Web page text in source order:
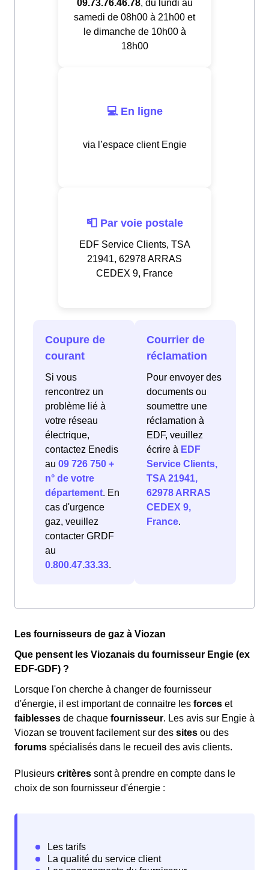
09.73.76.46.78, du lundi au
samedi de 08h00 à 21h00 et
le dimanche de 10h00 à
18h00
💻 En ligne
via l’espace client Engie
📮 Par voie postale
EDF Service Clients, TSA
21941, 62978 ARRAS
CEDEX 9, France
Coupure de
courant
Si vous
rencontrez un
problème lié à
votre réseau
électrique,
contactez Enedis
au 09 726 750 +
n° de votre
département. En
cas d'urgence
gaz, veuillez
contacter GRDF
au
0.800.47.33.33.
Courrier de
réclamation
Pour envoyer des
documents ou
soumettre une
réclamation à
EDF, veuillez
écrire à EDF
Service Clients,
TSA 21941,
62978 ARRAS
CEDEX 9,
France.
Les fournisseurs de gaz à Viozan
Que pensent les Viozanais du fournisseur Engie (ex
EDF-GDF) ?
Lorsque l'on cherche à changer de fournisseur
d'énergie, il est important de connaitre les forces et
faiblesses de chaque fournisseur. Les avis sur Engie à
Viozan se trouvent facilement sur des sites ou des
forums spécialisés dans le recueil des avis clients.
Plusieurs critères sont à prendre en compte dans le
choix de son fournisseur d'énergie :